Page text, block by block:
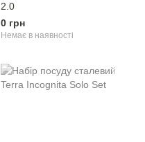
2.0
0 грн
Немає в наявності